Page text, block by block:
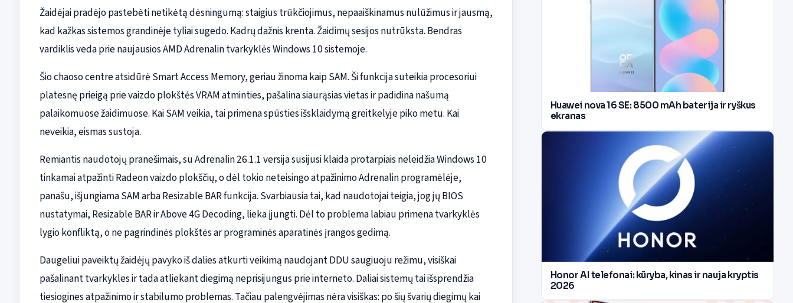
Žaidėjai pradėjo pastebėti netikėtą dėsningumą: staigius trūkčiojimus, nepaaiškinamus nulūžimus ir jausmą,
kad kažkas sistemos grandinėje tyliai sugedo. Kadrų dažnis krenta. Žaidimų sesijos nutrūksta. Bendras
vardiklis veda prie naujausios AMD Adrenalin tvarkyklės Windows 10 sistemoje.
Šio chaoso centre atsidūrė Smart Access Memory, geriau žinoma kaip SAM. Ši funkcija suteikia procesoriui
platesnę prieigą prie vaizdo plokštės VRAM atminties, pašalina siaurąsias vietas ir padidina našumą
palaikomuose žaidimuose. Kai SAM veikia, tai primena spūsties išsklaidymą greitkelyje piko metu. Kai
neveikia, eismas sustoja.
Remiantis naudotojų pranešimais, su Adrenalin 26.1.1 versija susijusi klaida protarpiais neleidžia Windows 10
tinkamai atpažinti Radeon vaizdo plokščių, o dėl tokio neteisingo atpažinimo Adrenalin programėlėje,
panašu, išjungiama SAM arba Resizable BAR funkcija. Svarbiausia tai, kad naudotojai teigia, jog jų BIOS
nustatymai, Resizable BAR ir Above 4G Decoding, lieka įjungti. Dėl to problema labiau primena tvarkyklės
lygio konfliktą, o ne pagrindinės plokštės ar programinės aparatinės įrangos gedimą.
Daugeliui paveiktų žaidėjų pavyko iš dalies atkurti veikimą naudojant DDU saugiuoju režimu, visiškai
pašalinant tvarkykles ir tada atliekant diegimą neprisijungus prie interneto. Daliai sistemų tai išsprendžia
tiesiogines atpažinimo ir stabilumo problemas. Tačiau palengvėjimas nėra visiškas: po šių švarių diegimų kai
Huawei nova 16 SE: 8500 mAh baterija ir ryškus
ekranas
Honor AI telefonai: kūryba, kinas ir nauja kryptis
2026